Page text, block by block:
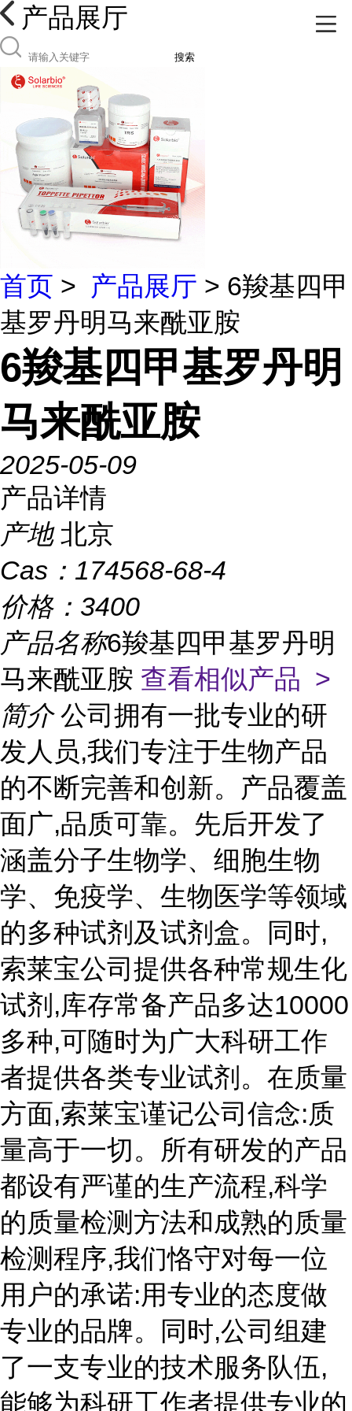
产品展厅
搜索
首页 > 产品展厅 > 6羧基四甲
基罗丹明马来酰亚胺
6羧基四甲基罗丹明
马来酰亚胺
2025-05-09
产品详情
产地 北京
Cas： 174568-68-4
价格： 3400
产品名称6羧基四甲基罗丹明
马来酰亚胺 查看相似产品 >
简介 公司拥有一批专业的研
发人员,我们专注于生物产品
的不断完善和创新。产品覆盖
面广,品质可靠。先后开发了
涵盖分子生物学、细胞生物
学、免疫学、生物医学等领域
的多种试剂及试剂盒。同时,
索莱宝公司提供各种常规生化
试剂,库存常备产品多达10000
多种,可随时为广大科研工作
者提供各类专业试剂。在质量
方面,索莱宝谨记公司信念:质
量高于一切。所有研发的产品
都设有严谨的生产流程,科学
的质量检测方法和成熟的质量
检测程序,我们恪守对每一位
用户的承诺:用专业的态度做
专业的品牌。同时,公司组建
了一支专业的技术服务队伍,
能够为科研工作者提供专业的